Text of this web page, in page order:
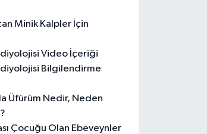
Minik Kalpler İçin
Video İçeriği
Bilgilendirme
Üfürüm Nedir, Neden
Çocuğu Olan Ebeveynler